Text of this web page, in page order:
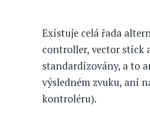
Existuje celá řada
controller, vector stick
standardizovány, a to
výsledném zvuku, ani
kontroléru).